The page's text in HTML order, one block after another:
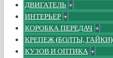
ДВИГАТЕЛЬ +
ИНТЕРЬЕР +
КОРОБКА ПЕРЕДАЧ +
КРЕПЕЖ (БОЛТЫ, ГАЙКИ)
КУЗОВ И ОПТИКА +